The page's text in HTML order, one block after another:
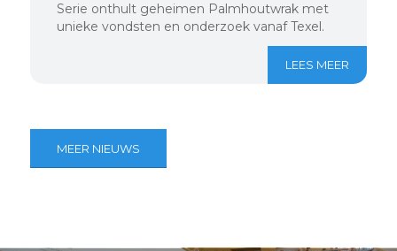
Serie onthult geheimen Palmhoutwrak met
unieke vondsten en onderzoek vanaf Texel.
LEES MEER
MEER NIEUWS